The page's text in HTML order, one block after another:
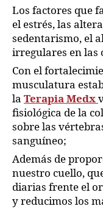
Los factores que
el estrés, las
sedentarismo, el
irregulares en las
Con el
musculatura
la Terapia Medx
fisiológica de la
sobre las
sanguíneo;
Además de
nuestro cuello,
diarias frente el
y reducimos los